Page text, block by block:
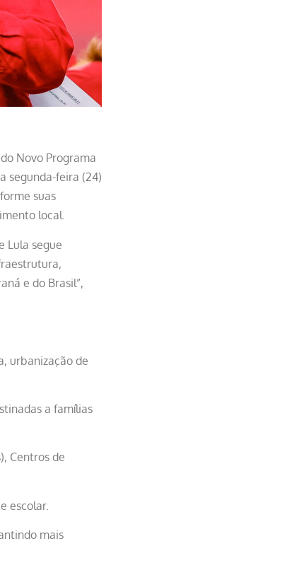
Novo Programa
segunda-feira (24)
suas
local.
Lula segue
e do Brasil”,
urbanização de
a famílias
Centros de
escolar.
mais